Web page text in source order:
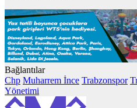
Bağlantılar
Chp Muharrem İnce Trabzonspor
Yönetimi